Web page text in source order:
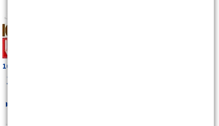
168周報 成長免費看
168周報